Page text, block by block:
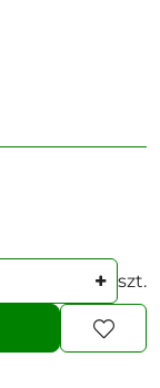
szt.